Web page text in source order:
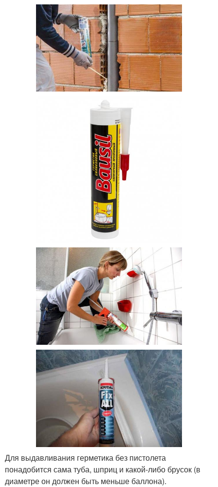
Для выдавливания герметика без пистолета
понадобится сама туба, шприц и какой-либо брусок (в
диаметре он должен быть меньше баллона).